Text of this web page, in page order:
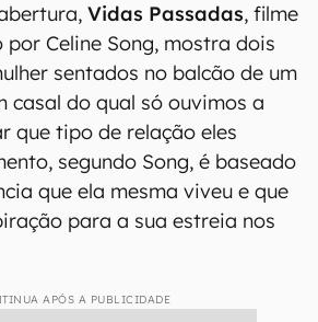
Vidas Passadas, filme
Celine Song, mostra dois
sentados no balcão de um
casal do qual só ouvimos a
que tipo de relação eles
segundo Song, é baseado
que ela mesma viveu e que
para a sua estreia nos
APÓS A PUBLICIDADE